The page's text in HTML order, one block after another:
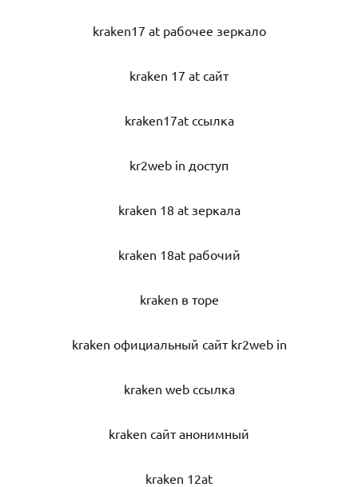
kraken17 at рабочее зеркало
kraken 17 at сайт
kraken17at ссылка
kr2web in доступ
kraken 18 at зеркала
kraken 18at рабочий
kraken в торе
kraken официальный сайт kr2web in
kraken web ссылка
kraken сайт анонимный
kraken 12at